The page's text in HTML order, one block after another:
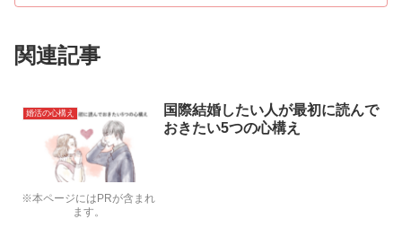
関連記事
※本ページにはPRが含まれ
ます。
婚活の心構え
国際結婚したい人が最初に読んで
おきたい5つの心構え